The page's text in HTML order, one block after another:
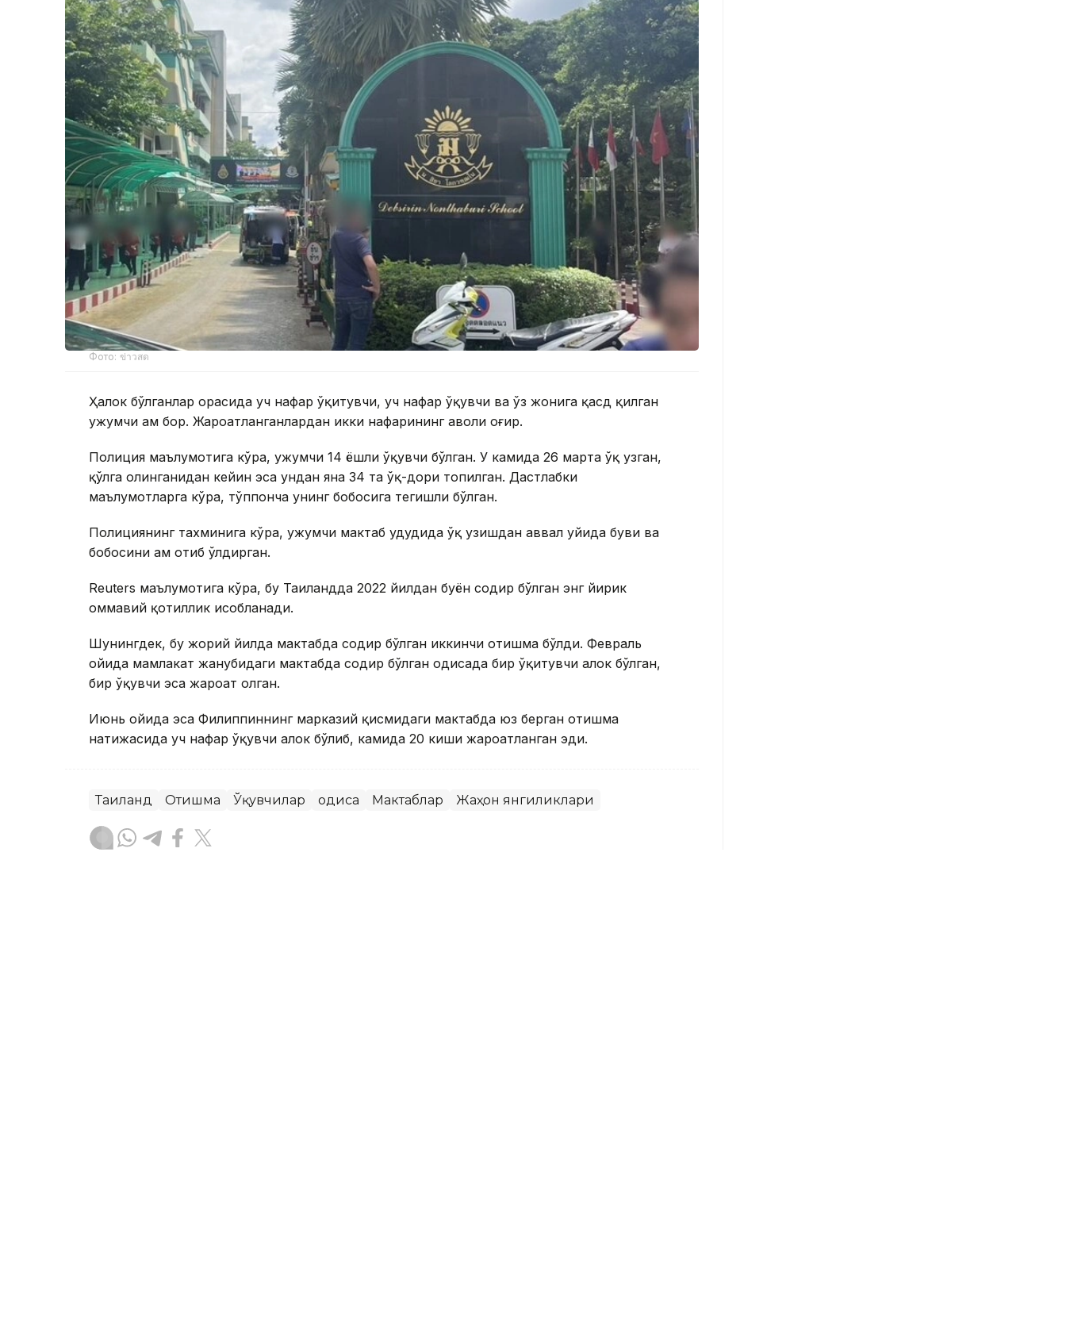
Фото: ข่าวสด
Ҳалок бўлганлар орасида уч нафар ўқитувчи, уч нафар ўқувчи ва ўз жонига қасд қилган
ҳужумчи ҳам бор. Жароҳатланганлардан икки нафарининг аҳволи оғир.
Полиция маълумотига кўра, ҳужумчи 14 ёшли ўқувчи бўлган. У камида 26 марта ўқ узган,
қўлга олинганидан кейин эса ундан яна 34 та ўқ-дори топилган. Дастлабки
маълумотларга кўра, тўппонча унинг бобосига тегишли бўлган.
Полициянинг тахминига кўра, ҳужумчи мактаб ҳудудида ўқ узишдан аввал уйида буви ва
бобосини ҳам отиб ўлдирган.
Reuters маълумотига кўра, бу Таиландда 2022 йилдан буён содир бўлган энг йирик
оммавий қотиллик ҳисобланади.
Шунингдек, бу жорий йилда мактабда содир бўлган иккинчи отишма бўлди. Февраль
ойида мамлакат жанубидаги мактабда содир бўлган ҳодисада бир ўқитувчи ҳалок бўлган,
бир ўқувчи эса жароҳат олган.
Июнь ойида эса Филиппиннинг марказий қисмидаги мактабда юз берган отишма
натижасида уч нафар ўқувчи ҳалок бўлиб, камида 20 киши жароҳатланган эди.
Таиланд Отишма Ўқувчилар Ҳодиса Мактаблар Жаҳон янгиликлари